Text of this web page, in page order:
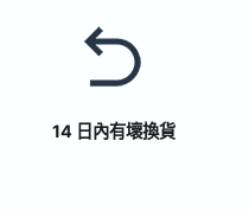
14 日內有壞換貨